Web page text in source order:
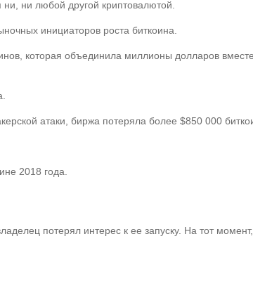
ни любой другой криптовалютой.
инициаторов роста биткоина.
которая объединила миллионы долларов
атаки, биржа потеряла более $850 000
2018 года.
потерял интерес к ее запуску. На тот